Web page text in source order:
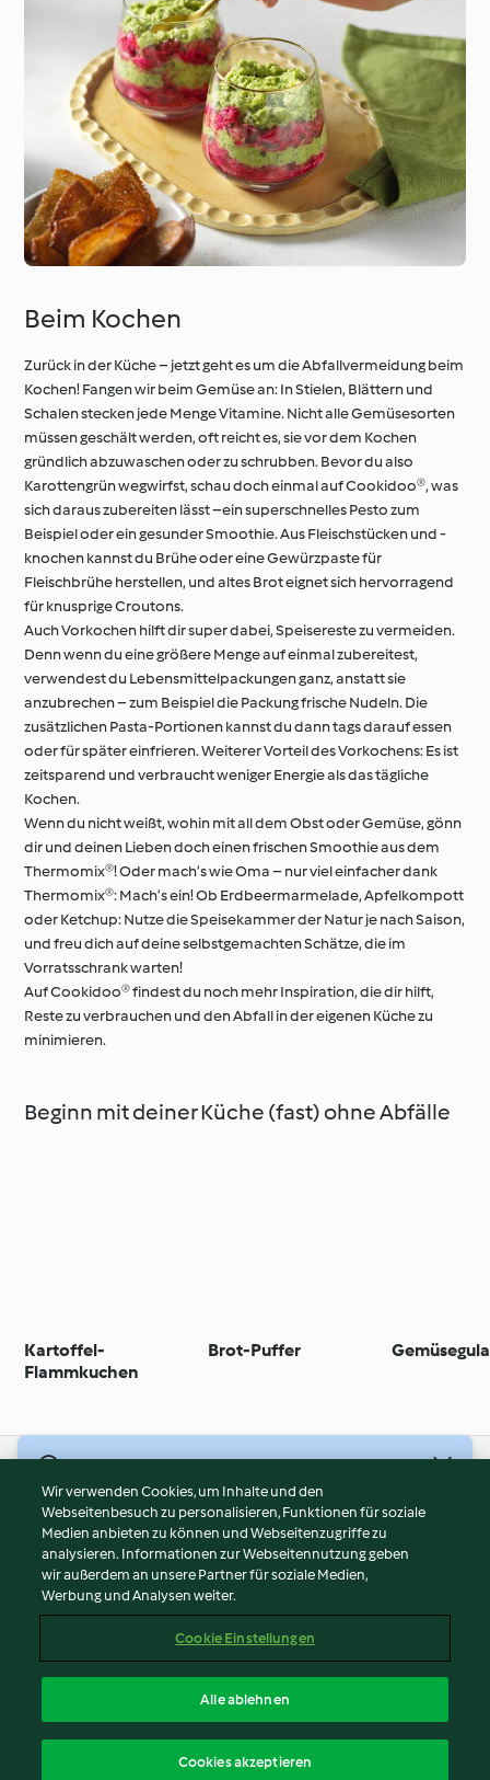
Beim Kochen
Zurück in der Küche – jetzt geht es um die Abfallvermeidung beim
Kochen! Fangen wir beim Gemüse an: In Stielen, Blättern und
Schalen stecken jede Menge Vitamine. Nicht alle Gemüsesorten
müssen geschält werden, oft reicht es, sie vor dem Kochen
gründlich abzuwaschen oder zu schrubben. Bevor du also
Karottengrün wegwirfst, schau doch einmal auf Cookidoo®, was
sich daraus zubereiten lässt –ein superschnelles Pesto zum
Beispiel oder ein gesunder Smoothie. Aus Fleischstücken und -
knochen kannst du Brühe oder eine Gewürzpaste für
Fleischbrühe herstellen, und altes Brot eignet sich hervorragend
für knusprige Croutons.
Auch Vorkochen hilft dir super dabei, Speisereste zu vermeiden.
Denn wenn du eine größere Menge auf einmal zubereitest,
verwendest du Lebensmittelpackungen ganz, anstatt sie
anzubrechen – zum Beispiel die Packung frische Nudeln. Die
zusätzlichen Pasta-Portionen kannst du dann tags darauf essen
oder für später einfrieren. Weiterer Vorteil des Vorkochens: Es ist
zeitsparend und verbraucht weniger Energie als das tägliche
Kochen.
Wenn du nicht weißt, wohin mit all dem Obst oder Gemüse, gönn
dir und deinen Lieben doch einen frischen Smoothie aus dem
Thermomix®! Oder mach’s wie Oma – nur viel einfacher dank
Thermomix®: Mach’s ein! Ob Erdbeermarmelade, Apfelkompott
oder Ketchup: Nutze die Speisekammer der Natur je nach Saison,
und freu dich auf deine selbstgemachten Schätze, die im
Vorratsschrank warten!
Auf Cookidoo® findest du noch mehr Inspiration, die dir hilft,
Reste zu verbrauchen und den Abfall in der eigenen Küche zu
minimieren.
Beginn mit deiner Küche (fast) ohne Abfälle
Kartoffel-
Flammkuchen
Brot-Puffer
Nutzungsbedingungen
Datenschutzrichtlinien
Disclaimer
Impressum
Inhalt melden
Erklärung zur Barrierefreiheit
Wir verwenden Cookies, um Inhalte und den
Webseitenbesuch zu personalisieren, Funktionen für soziale
Medien anbieten zu können und Webseitenzugriffe zu
analysieren. Informationen zur Webseitennutzung geben
wir außerdem an unsere Partner für soziale Medien,
Werbung und Analysen weiter.
Cookie Einstellungen
Alle ablehnen
Cookies akzeptieren